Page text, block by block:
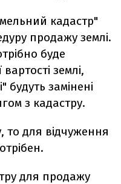
кадастр"
продажу землі.
буде
землі,
будуть замінені
з кадастру.
то для відчуження
для продажу